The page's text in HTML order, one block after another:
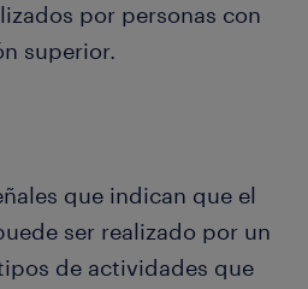
por personas con
superior.
que indican que el
ser realizado por un
de actividades que